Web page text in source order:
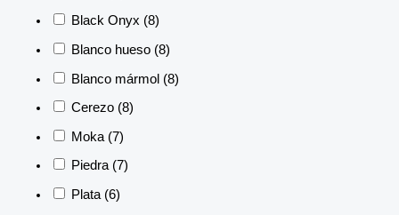
Black Onyx (8)
Blanco hueso (8)
Blanco mármol (8)
Cerezo (8)
Moka (7)
Piedra (7)
Plata (6)